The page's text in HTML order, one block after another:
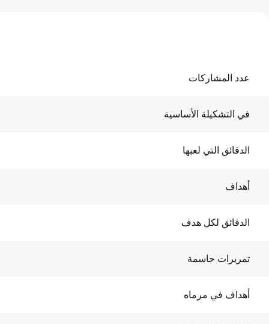
عدد المشاركات
في التشكيلة الأساسية
الدقائق التي لعبها
أهداف
الدقائق لكل هدف
تمريرات حاسمة
أهداف في مرماه